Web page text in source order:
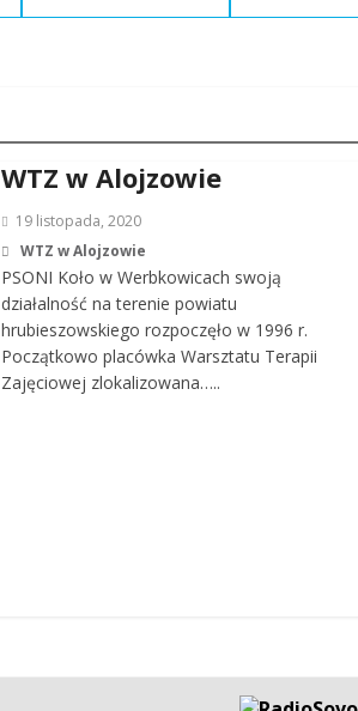
WTZ w Alojzowie
19 listopada, 2020
WTZ w Alojzowie
PSONI Koło w Werbkowicach swoją
działalność na terenie powiatu
hrubieszowskiego rozpoczęło w 1996 r.
Początkowo placówka Warsztatu Terapii
Zajęciowej zlokalizowana…..